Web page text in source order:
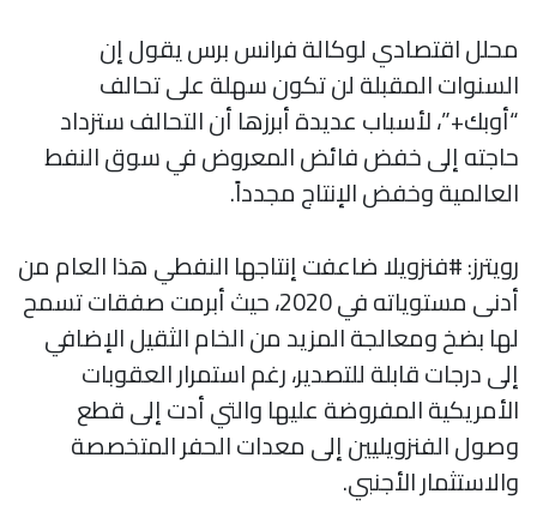
محلل اقتصادي لوكالة فرانس برس يقول إن
السنوات المقبلة لن تكون سهلة على تحالف
“أوبك+”، لأسباب عديدة أبرزها أن التحالف ستزداد
حاجته إلى خفض فائض المعروض في سوق النفط
العالمية وخفض الإنتاج مجدداً.
رويترز: #فنزويلا ضاعفت إنتاجها النفطي هذا العام من
أدنى مستوياته في 2020، حيث أبرمت صفقات تسمح
لها بضخ ومعالجة المزيد من الخام الثقيل الإضافي
إلى درجات قابلة للتصدير، رغم استمرار العقوبات
الأمريكية المفروضة عليها والتي أدت إلى قطع
وصول الفنزويليين إلى معدات الحفر المتخصصة
والاستثمار الأجنبي.